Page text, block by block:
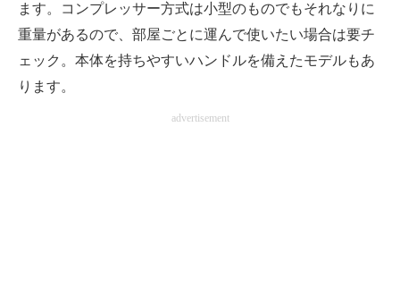
ます。コンプレッサー方式は小型のものでもそれなりに
重量があるので、部屋ごとに運んで使いたい場合は要チ
ェック。本体を持ちやすいハンドルを備えたモデルもあ
ります。
advertisement